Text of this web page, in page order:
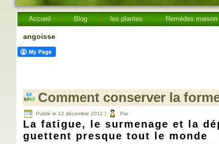
Accueil Blog les plantes Remèdes maison
angoisse
Comment conserver la
Publié le 12 décembre 2012 | Par
La fatigue, le surmenage et la
guettent presque tout le monde